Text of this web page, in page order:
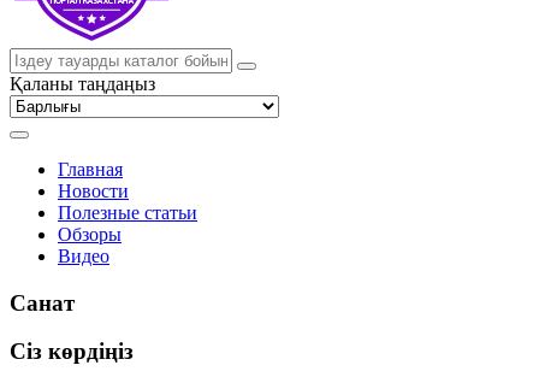
Қаланы таңдаңыз
Главная
Новости
Полезные статьи
Обзоры
Видео
Санат
Сіз көрдіңіз